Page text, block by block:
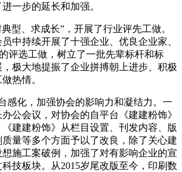
一步的延长和加强。
、求成长”，开展了行业评先工做。
中持续开展了十强企业、优良企业家、
评选工做，树立了一批先辈标杆和标
极大地提振了企业拼搏朝上进步、积极
热情。
化，加强协会的影响力和凝结力。一
公会议，对协会的自平台《建建粉饰》
建建粉饰》从栏目设置、刊发内容、版
量等多个方面予以了改良，除了关心建
施工案破例，加强了对有影响企业的宣
技板块。从2015岁尾改版至今，印刷数